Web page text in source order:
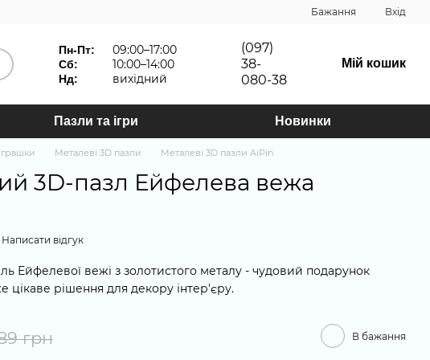
Бажання Вхід
Пн-Пт: 09:00–17:00
Сб: 10:00–14:00
Нд: вихідний
(097)
38-
080-38
Мій кошик
Пазли та ігри Новинки
Металеві 3D пазли Металеві 3D пазли AiPin
3D-пазл Ейфелева вежа
Написати відгук
Ейфелевої вежі з золотистого металу - чудовий подарунок
цікаве рішення для декору інтер'єру.
грн В бажання